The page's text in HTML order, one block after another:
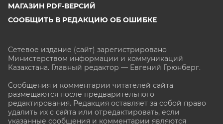
МАГАЗИН PDF-ВЕРСИЙ
СООБЩИТЬ В РЕДАКЦИЮ ОБ ОШИБКЕ
Сетевое издание (сайт) зарегистрировано
Министерством информации и коммуникаций
Казахстана. Главный редактор — Евгений Грюнберг.
Сообщения и комментарии читателей сайта
размещаются после предварительного
редактирования. Редакция оставляет за собой право
удалить их с сайта или отредактировать, если
указанные сообщения и комментарии являются